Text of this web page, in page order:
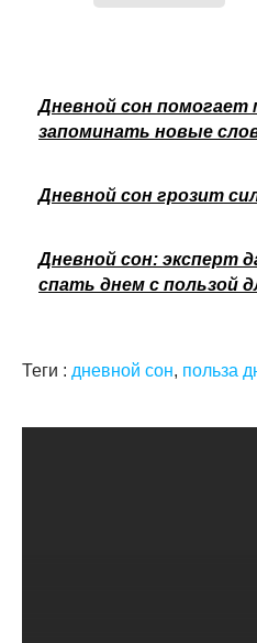
Дневной сон
запоминать новые
Дневной сон грозит
Дневной сон: эксперт
спать днем с пользой
Теги : дневной сон, польза